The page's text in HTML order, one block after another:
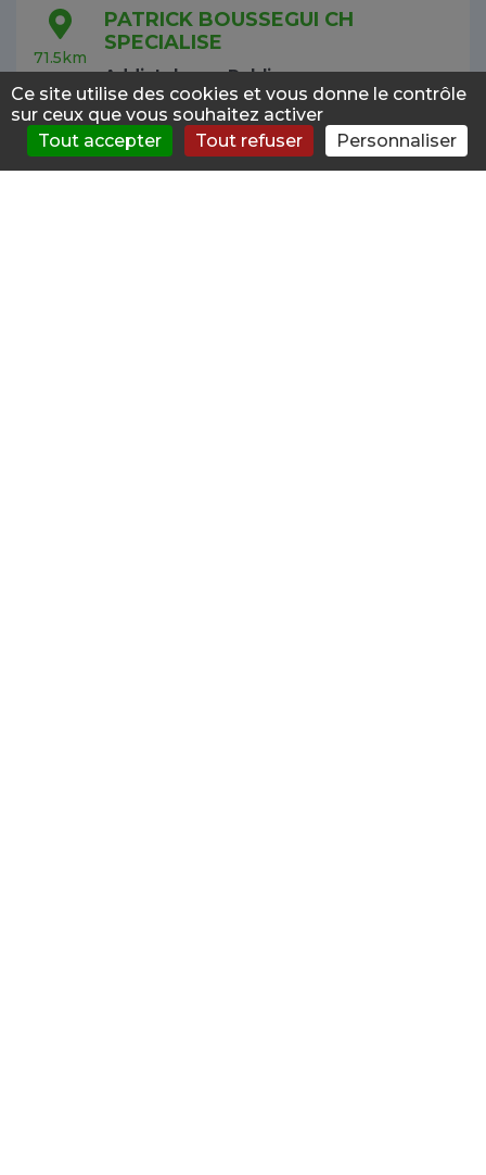
Menu S'évaluer Consulter Forum News
71.5km
PATRICK BOUSSEGUI CH
SPECIALISE
Addictologue Public
70160 ST REMY
Ce site utilise des cookies et vous donne le contrôle
sur ceux que vous souhaitez activer
Tout accepter
Tout refuser Personnaliser